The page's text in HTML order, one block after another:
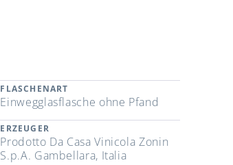
FLASCHENART
Einwegglasflasche ohne Pfand
ERZEUGER
Prodotto Da Casa Vinicola Zonin
S.p.A. Gambellara, Italia